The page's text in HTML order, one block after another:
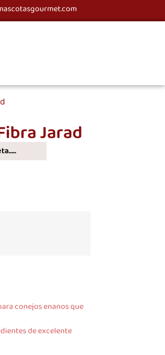
Jarad
conejos enanos que
de excelente